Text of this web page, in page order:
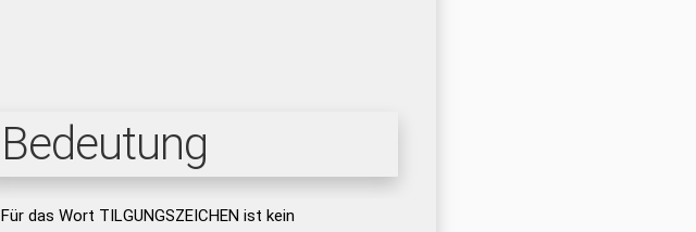
Bedeutung
Für das Wort TILGUNGSZEICHEN ist kein